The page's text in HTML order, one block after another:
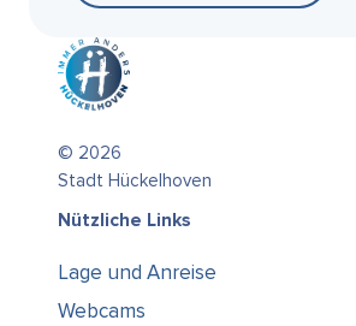
© 2026
Stadt Hückelhoven
Nützliche Links
Lage und Anreise
Webcams